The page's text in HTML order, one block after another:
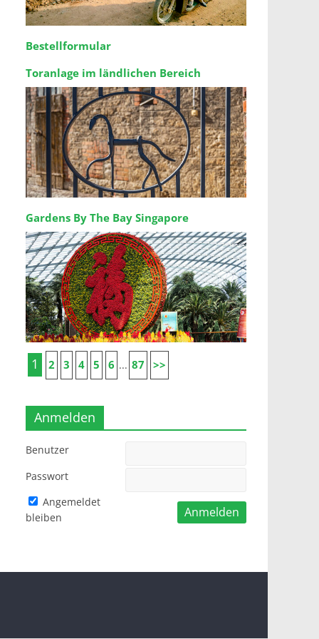
Bestellformular
Toranlage im ländlichen Bereich
Gardens By The Bay Singapore
1 2 3 4 5 6 ... 87 >>
Anmelden
Benutzer
Passwort
Angemeldet
bleiben